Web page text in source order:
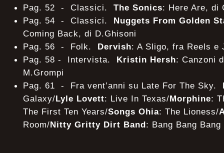
Pag. 52 - Classici. The Sonics: Here Are, di
Pag. 54 - Classici. Nuggets From Golden
Coming Back, di D.Ghisoni
Pag. 56 - Folk. Dervish: A Sligo, fra Reels e
Pag. 58 - Intervista. Kristin Hersh: Canzoni
M.Grompi
Pag. 61 - Fra vent’anni su Late For The Sky.
Galaxy/Lyle Lovett: Live In Texas/Morphine:
The First Ten Years/Songs Ohia: The Lioness/
Room/Nitty Gritty Dirt Band: Bang Bang Bang